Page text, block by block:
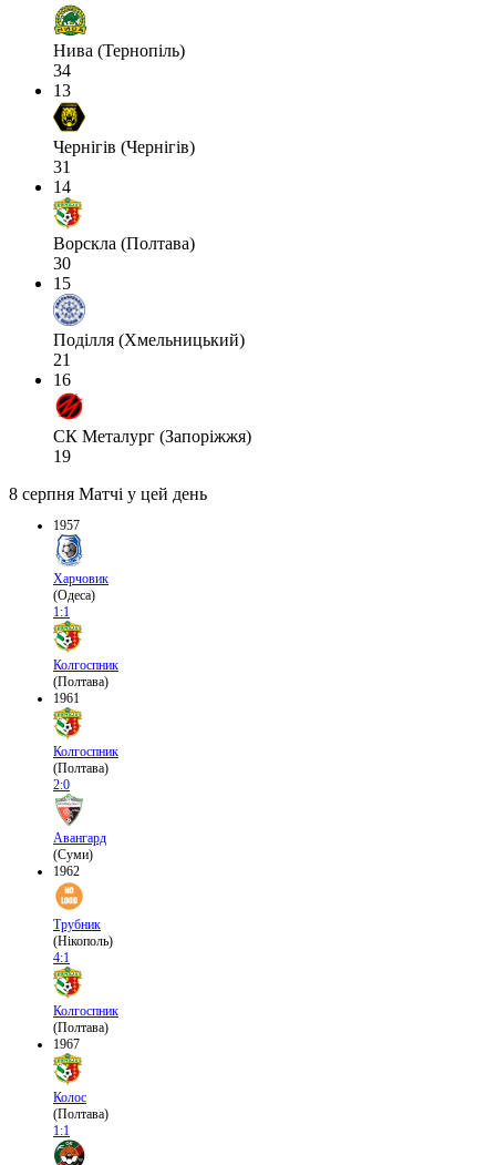
Нива (Тернопіль)
34
13
Чернігів (Чернігів)
31
14
Ворскла (Полтава)
30
15
Поділля (Хмельницький)
21
16
СК Металург (Запоріжжя)
19
8 серпня Матчі у цей день
1957
Харчовик
(Одеса)
1:1
Колгоспник
(Полтава)
1961
Колгоспник
(Полтава)
2:0
Авангард
(Суми)
1962
Трубник
(Нікополь)
4:1
Колгоспник
(Полтава)
1967
Колос
(Полтава)
1:1